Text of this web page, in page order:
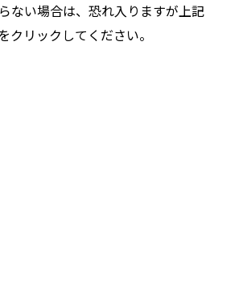
ない場合は、恐れ入りますが上記
クリックしてください。